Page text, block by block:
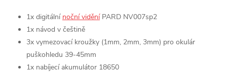
1x digitální noční viděníPARD NV007sp2
1x návod v češtině
3x vymezovací kroužky (1mm, 2mm, 3mm) pro okulár
puškohledu 39-45mm
1x nabíjecí akumulátor 18650